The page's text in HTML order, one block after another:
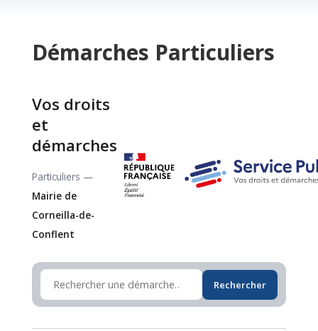
Démarches Particuliers
Vos droits
et
démarches
Particuliers —
Mairie de
Corneilla-de-
Conflent
Rechercher